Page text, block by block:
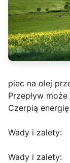
piec na olej
Przepływ
Czerpią
Wady i zalety:
Wady i zalety: